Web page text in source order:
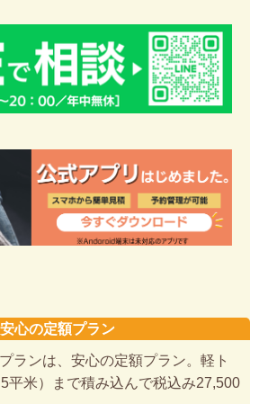
安心の定額プラン
ランは、安心の定額プラン。軽ト
平米）まで積み込んで税込み27,500